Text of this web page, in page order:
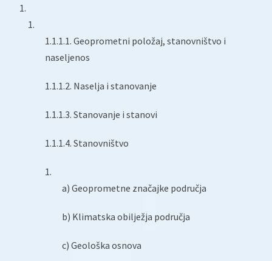
1.1.1.1. Geoprometni položaj, stanovništvo i
naseljenos
1.1.1.2. Naselja i stanovanje
1.1.1.3. Stanovanje i stanovi
1.1.1.4. Stanovništvo
a) Geoprometne značajke područja
b) Klimatska obilježja područja
c) Geološka osnova